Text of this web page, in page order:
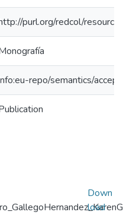
purl.org/redcol/
repo/semantics/
Down
load